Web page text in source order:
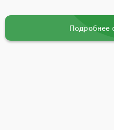
Подробнее